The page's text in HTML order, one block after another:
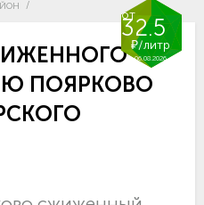
от
32.5
₽/литр
06.08.2026
ПОЯРКОВО